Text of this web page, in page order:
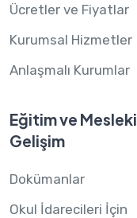
Ücretler ve Fiyatlar
Kurumsal Hizmetler
Anlaşmalı Kurumlar
Eğitim ve Mesleki
Gelişim
Dokümanlar
Okul İdarecileri İçin